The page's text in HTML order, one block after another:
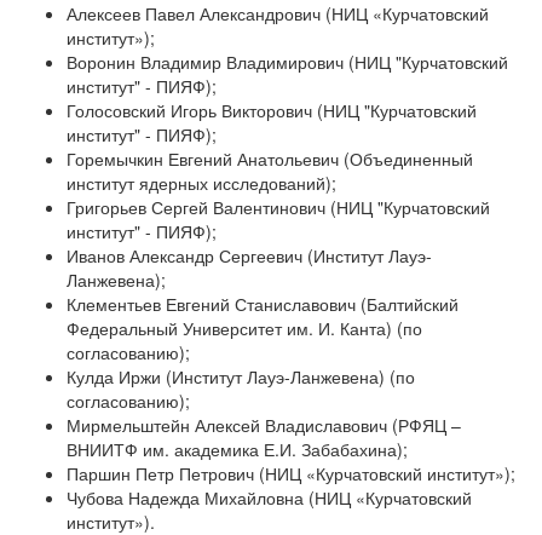
Алексеев Павел Александрович (НИЦ «Курчатовский
институт»);
Воронин Владимир Владимирович (НИЦ "Курчатовский
институт" - ПИЯФ);
Голосовский Игорь Викторович (НИЦ "Курчатовский
институт" - ПИЯФ);
Горемычкин Евгений Анатольевич (Объединенный
институт ядерных исследований);
Григорьев Сергей Валентинович (НИЦ "Курчатовский
институт" - ПИЯФ);
Иванов Александр Сергеевич (Институт Лауэ-
Ланжевена);
Клементьев Евгений Станиславович (Балтийский
Федеральный Университет им. И. Канта) (по
согласованию);
Кулда Иржи (Институт Лауэ-Ланжевена) (по
согласованию);
Мирмельштейн Алексей Владиславович (РФЯЦ –
ВНИИТФ им. академика Е.И. Забабахина);
Паршин Петр Петрович (НИЦ «Курчатовский институт»);
Чубова Надежда Михайловна (НИЦ «Курчатовский
институт»).